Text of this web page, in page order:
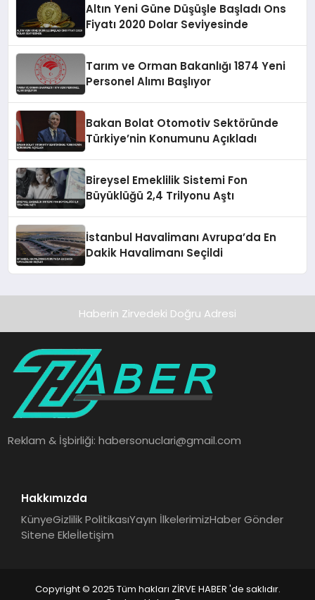
Altın Yeni Güne Düşüşle Başladı Ons
Fiyatı 2020 Dolar Seviyesinde
Tarım ve Orman Bakanlığı 1874 Yeni
Personel Alımı Başlıyor
Bakan Bolat Otomotiv Sektöründe
Türkiye’nin Konumunu Açıkladı
Bireysel Emeklilik Sistemi Fon
Büyüklüğü 2,4 Trilyonu Aştı
İstanbul Havalimanı Avrupa’da En
Dakik Havalimanı Seçildi
Haberin Zirvedeki Doğru Adresi
Reklam & İşbirliği:habersonuclari@gmail.com
Hakkımızda
KünyeGizlilik PolitikasıYayın İlkelerimizHaber Gönder
Sitene Ekleİletişim
Copyright © 2025 Tüm hakları ZİRVE HABER 'de saklıdır.